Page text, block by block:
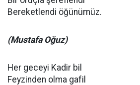
Bereketlendi öğünümüz.
(Mustafa Oğuz)
Her geceyi Kadir bil
Feyzinden olma gafil